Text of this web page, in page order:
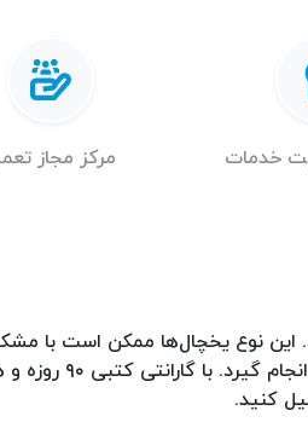
خدمات مرکز مجاز
این نوع یخچال‌ها ممکن است با
مدرن ریپیر به
کنید.